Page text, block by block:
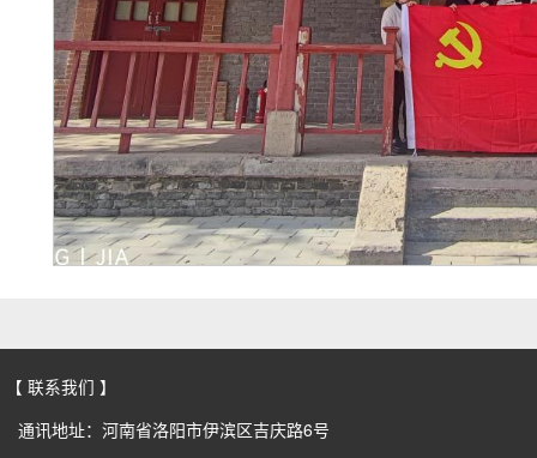
【 联系我们 】
通讯地址：河南省洛阳市伊滨区吉庆路6号